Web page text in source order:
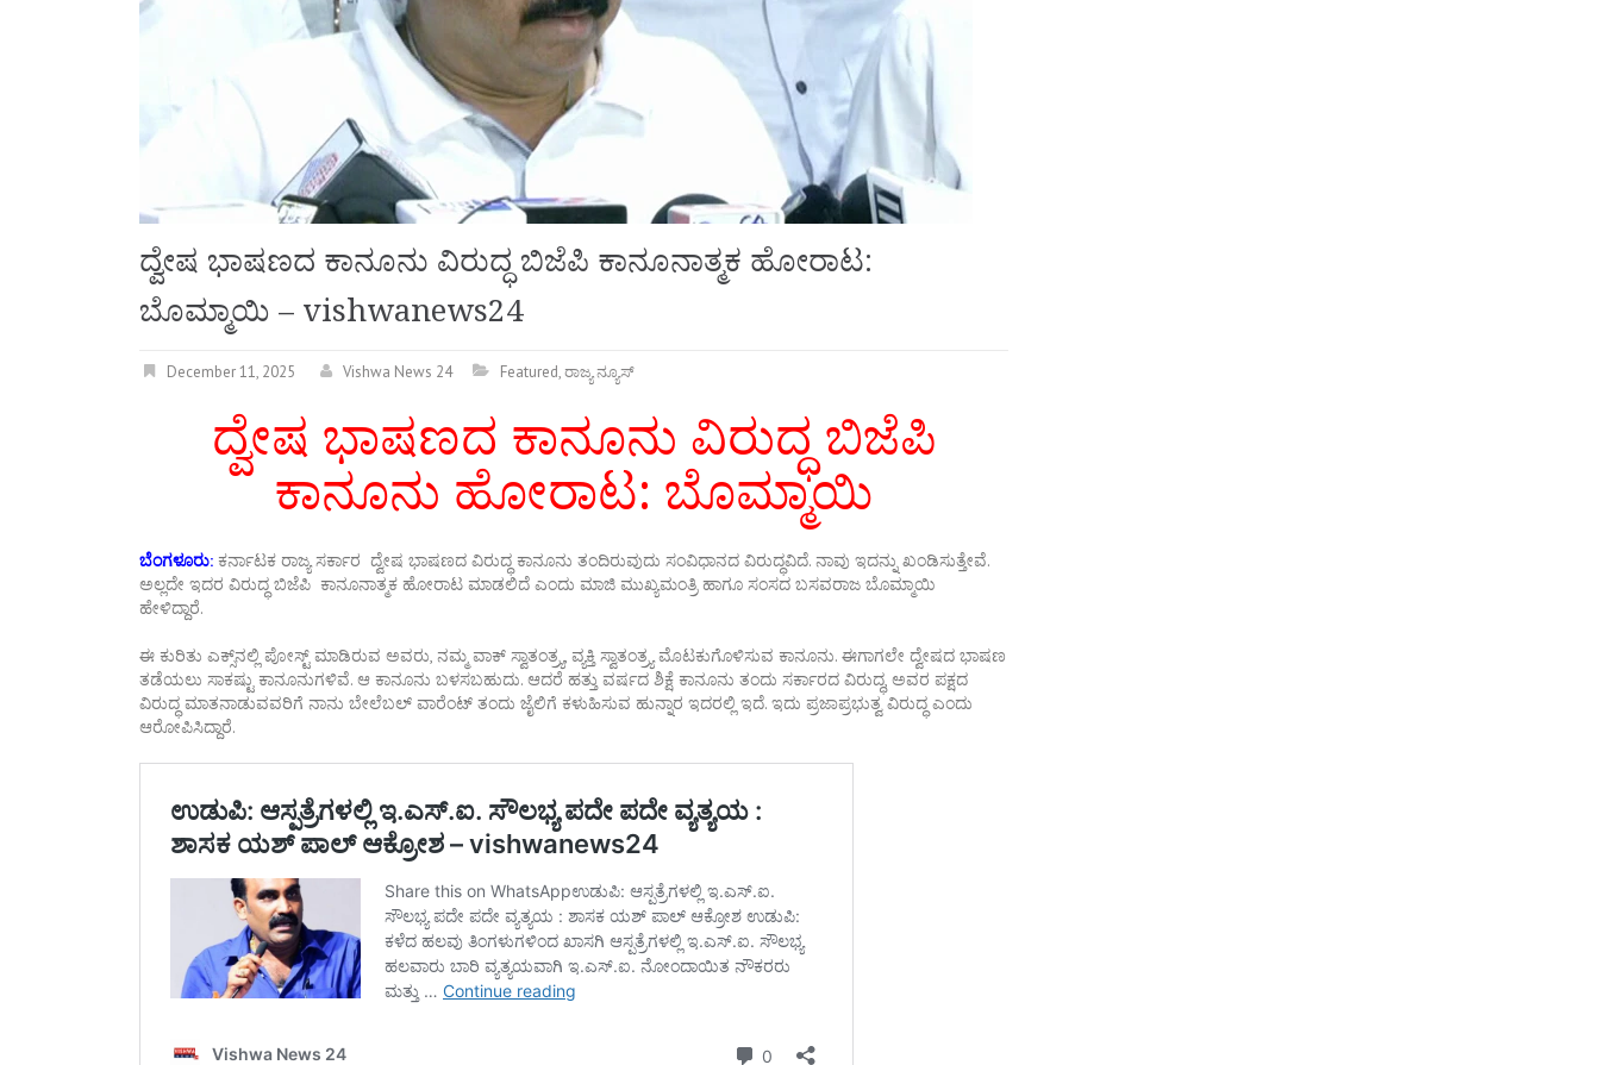
ದ್ವೇಷ ಭಾಷಣದ ಕಾನೂನು ವಿರುದ್ಧ ಬಿಜೆಪಿ ಕಾನೂನಾತ್ಮಕ ಹೋರಾಟ:
ಬೊಮ್ಮಾಯಿ – vishwanews24
December 11, 2025 Vishwa News 24 Featured,ರಾಜ್ಯ ನ್ಯೂಸ್
ದ್ವೇಷ ಭಾಷಣದ ಕಾನೂನು ವಿರುದ್ಧ ಬಿಜೆಪಿ
ಕಾನೂನು ಹೋರಾಟ: ಬೊಮ್ಮಾಯಿ
ಬೆಂಗಳೂರು: ಕರ್ನಾಟಕ ರಾಜ್ಯ ಸರ್ಕಾರ ದ್ವೇಷ ಭಾಷಣದ ವಿರುದ್ಧ ಕಾನೂನು ತಂದಿರುವುದು ಸಂವಿಧಾನದ ವಿರುದ್ಧವಿದೆ. ನಾವು ಇದನ್ನು ಖಂಡಿಸುತ್ತೇವೆ.
ಅಲ್ಲದೇ ಇದರ ವಿರುದ್ಧ ಬಿಜೆಪಿ ಕಾನೂನಾತ್ಮಕ ಹೋರಾಟ ಮಾಡಲಿದೆ ಎಂದು ಮಾಜಿ ಮುಖ್ಯಮಂತ್ರಿ ಹಾಗೂ ಸಂಸದ ಬಸವರಾಜ ಬೊಮ್ಮಾಯಿ
ಹೇಳಿದ್ದಾರೆ.
ಈ ಕುರಿತು ಎಕ್ಸ್‌ನಲ್ಲಿ ಪೋಸ್ಟ್ ಮಾಡಿರುವ ಅವರು, ನಮ್ಮ ವಾಕ್ ಸ್ವಾತಂತ್ರ‍್ಯ, ವ್ಯಕ್ತಿ ಸ್ವಾತಂತ್ರ‍್ಯ ಮೊಟಕುಗೊಳಿಸುವ ಕಾನೂನು. ಈಗಾಗಲೇ ದ್ವೇಷದ ಭಾಷಣ
ತಡೆಯಲು ಸಾಕಷ್ಟು ಕಾನೂನುಗಳಿವೆ. ಆ ಕಾನೂನು ಬಳಸಬಹುದು. ಆದರೆ ಹತ್ತು ವರ್ಷದ ಶಿಕ್ಷೆ ಕಾನೂನು ತಂದು ಸರ್ಕಾರದ ವಿರುದ್ಧ, ಅವರ ಪಕ್ಷದ
ವಿರುದ್ಧ ಮಾತನಾಡುವವರಿಗೆ ನಾನು ಬೇಲೆಬಲ್ ವಾರೆಂಟ್ ತಂದು ಜೈಲಿಗೆ ಕಳುಹಿಸುವ ಹುನ್ನಾರ ಇದರಲ್ಲಿ ಇದೆ. ಇದು ಪ್ರಜಾಪ್ರಭುತ್ವ ವಿರುದ್ಧ ಎಂದು
ಆರೋಪಿಸಿದ್ದಾರೆ.